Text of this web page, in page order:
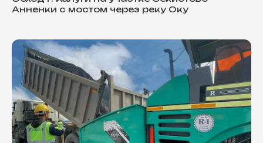
Анненки с мостом через реку Оку